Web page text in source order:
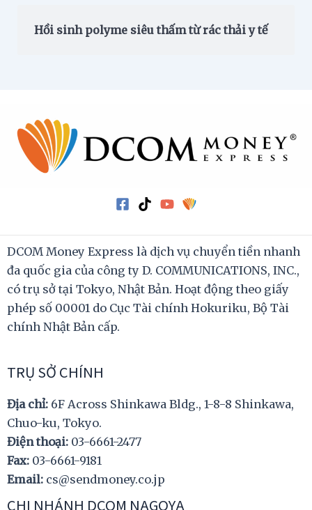
Hồi sinh polyme siêu thấm từ rác thải y tế
DCOM Money Express là dịch vụ chuyển tiền nhanh
đa quốc gia của công ty D. COMMUNICATIONS, INC.,
có trụ sở tại Tokyo, Nhật Bản. Hoạt động theo giấy
phép số 00001 do Cục Tài chính Hokuriku, Bộ Tài
chính Nhật Bản cấp.
TRỤ SỞ CHÍNH
Địa chỉ: 6F Across Shinkawa Bldg., 1-8-8 Shinkawa,
Chuo-ku, Tokyo.
Điện thoại: 03-6661-2477
Fax: 03-6661-9181
Email: cs@sendmoney.co.jp
CHI NHÁNH DCOM NAGOYA